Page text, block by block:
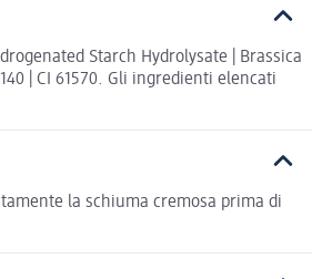
Starch Hydrolysate | Brassica
| CI 61570. Gli ingredienti elencati
la schiuma cremosa prima di